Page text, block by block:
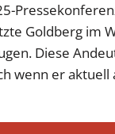
Goldberg im
Diese
wenn er aktuell